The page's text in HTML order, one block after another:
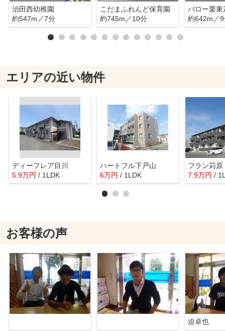
治田西幼稚園
約547m／7分
こだまふれんど保育園
約745m／10分
バロー栗東
約642m／
エリアの近い物件
ディーフレア目川
5.9万円 / 1LDK
ハートフル下戸山
6万円 / 1LDK
フラン苅原
7.9万円 /
お客様の声
迫卓也